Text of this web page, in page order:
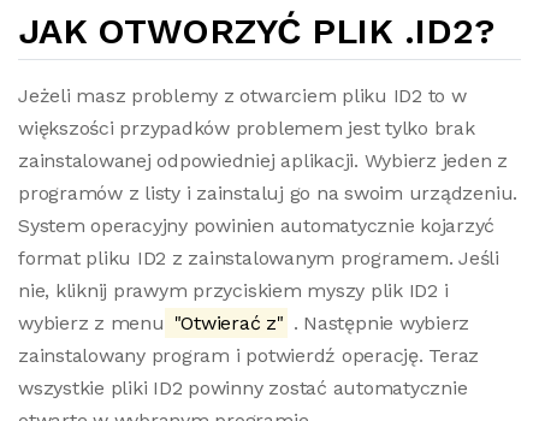
JAK OTWORZYĆ PLIK .ID2?
Jeżeli masz problemy z otwarciem pliku ID2 to w
większości przypadków problemem jest tylko brak
zainstalowanej odpowiedniej aplikacji. Wybierz jeden z
programów z listy i zainstaluj go na swoim urządzeniu.
System operacyjny powinien automatycznie kojarzyć
format pliku ID2 z zainstalowanym programem. Jeśli
nie, kliknij prawym przyciskiem myszy plik ID2 i
wybierz z menu "Otwierać z" . Następnie wybierz
zainstalowany program i potwierdź operację. Teraz
wszystkie pliki ID2 powinny zostać automatycznie